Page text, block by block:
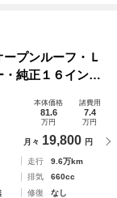
プンルーフ・Ｌ
・純正１６インチ
ート
本体価格
81.6
万円
諸費用
7.4
万円
月々 19,800 円
走行
9.6万km
排気
660cc
修復
なし